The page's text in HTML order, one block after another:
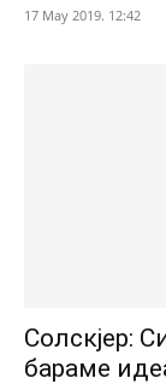
17 May 2019. 12:42
Солскјер:
бараме